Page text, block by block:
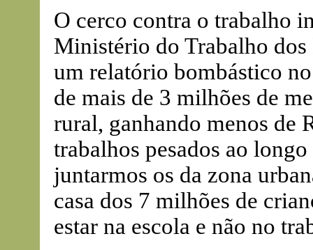
O cerco contra o trabalho
Ministério do Trabalho
um relatório bombástico
de mais de 3 milhões de
rural, ganhando menos de
trabalhos pesados ao
juntarmos os da zona
casa dos 7 milhões de
estar na escola e não no